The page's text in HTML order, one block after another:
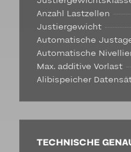
Anzahl Lastzellen
Justiergewicht
Automatische
Automatische
Max. additive Vorlast
Alibispeicher
TECHNISCHE